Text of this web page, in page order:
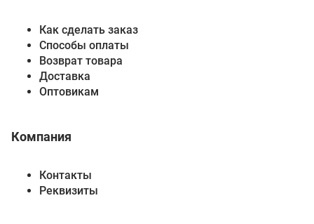
Как сделать заказ
Способы оплаты
Возврат товара
Доставка
Оптовикам
Компания
Контакты
Реквизиты